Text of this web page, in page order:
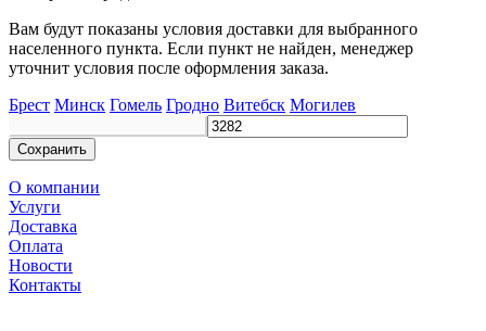
Вам будут показаны условия доставки для выбранного
населенного пункта. Если пункт не найден, менеджер
уточнит условия после оформления заказа.
Брест Минск Гомель Гродно Витебск Могилев
Сохранить
О компании
Услуги
Доставка
Оплата
Новости
Контакты